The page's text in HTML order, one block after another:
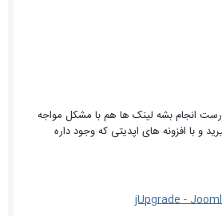
انجام بشه لینک ها هم با مشکل مواجه
و با افزونه های اپدیتی که وجود داره
jUpgrade -